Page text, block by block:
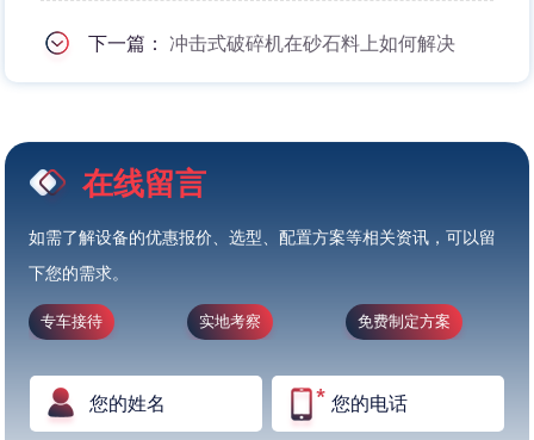
下一篇：冲击式破碎机在砂石料上如何解决
在线留言
如需了解设备的优惠报价、选型、配置方案等相关资讯，可以留
下您的需求。
专车接待 实地考察 免费制定方案